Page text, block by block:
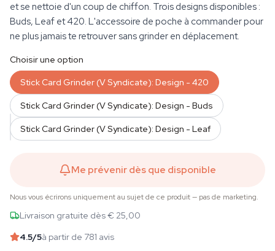
et se nettoie d'un coup de chiffon. Trois designs disponibles :
Buds, Leaf et 420. L'accessoire de poche à commander pour
ne plus jamais te retrouver sans grinder en déplacement.
QUANTITÉ
Choisir une option
Stick Card Grinder (V Syndicate): Design - 420
Stick Card Grinder (V Syndicate): Design - Buds
Stick Card Grinder (V Syndicate): Design - Leaf
Me prévenir dès que disponible
Nous vous écrirons uniquement au sujet de ce produit — pas de marketing.
Livraison gratuite dès € 25,00
4.5/5à partir de 781 avis